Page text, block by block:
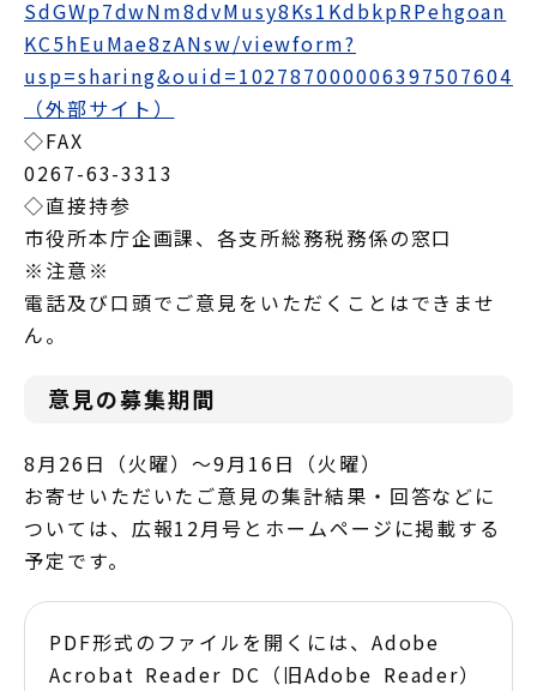
SdGWp7dwNm8dvMusy8Ks1KdbkpRPehgoan
KC5hEuMae8zANsw/viewform?
usp=sharing&ouid=102787000006397507604
（外部サイト）
◇FAX
0267-63-3313
◇直接持参
市役所本庁企画課、各支所総務税務係の窓口
※注意※
電話及び口頭でご意見をいただくことはできませ
ん。
意見の募集期間
8月26日（火曜）～9月16日（火曜）
お寄せいただいたご意見の集計結果・回答などに
ついては、広報12月号とホームページに掲載する
予定です。
PDF形式のファイルを開くには、Adobe
Acrobat Reader DC（旧Adobe Reader）